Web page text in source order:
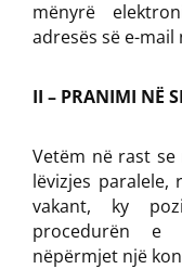
mënyrë
adresës së e-
II – PRANIMI NË
Vetëm në rast
lëvizjes paralele,
vakant, ky
procedurën e
nëpërmjet një